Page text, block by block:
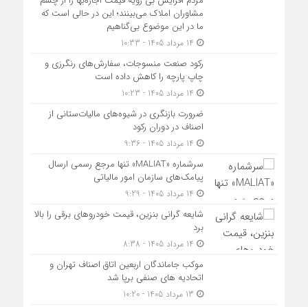
مشاوران املاک می‌بینند؛ این در حالی است که
ما در این موضوع بی‌گناهیم
رکود صنعت منسوجات، سفارش‌های رنگرزی و
چاپ پارچه را کاهش داده است
ضرورت بازنگری در شیوه‌های مالیات‌ستانی از
اصناف در دوران رکود
سرشماره «MALIAT» تنها مرجع رسمی ارسال
پیامک‌های سازمان امور مالیاتی
شایعه گرانی بنزین، قیمت خودروهای برقی را بالا
برد
موکب جاماندگان اربعین اتاق اصناف تهران و
اتحادیه های صنفی برپا شد